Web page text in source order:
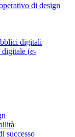
di design
digitali
digitale (e-
successo